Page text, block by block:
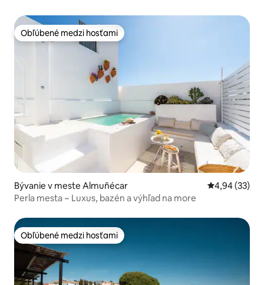
Obľúbené medzi hosťami
Obľúbené medzi hosťami
Bývanie v meste Almuñécar Priemerné
4,94 (33)
Perla mesta ~ Luxus, bazén a výhľad na more
Obľúbené medzi hosťami
Obľúbené medzi hosťami